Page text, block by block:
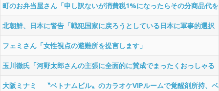
県警が全員排除
町のお弁当屋さん「申し訳ないが消費税1%になったらその分商品代を
値上げするわ」
北朝鮮、日本に警告「戦犯国家に戻ろうとしている日本に軍事的選択
肢を検討」
フェミさん「女性視点の避難所を提言します」
玉川徹氏「河野太郎さんの主張に全面的に賛成でまったくおっしゃる
通りです。消費税減税はやめろ」
大阪ミナミ 〝ベトナムビル〟のカラオケVIPルームで覚醒剤所持、ベ